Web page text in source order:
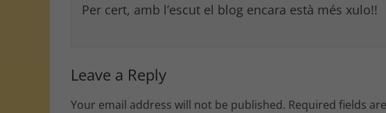
Per cert, amb l’escut el blog encara està més xulo!!
Leave a Reply
Your email address will not be published. Required fields